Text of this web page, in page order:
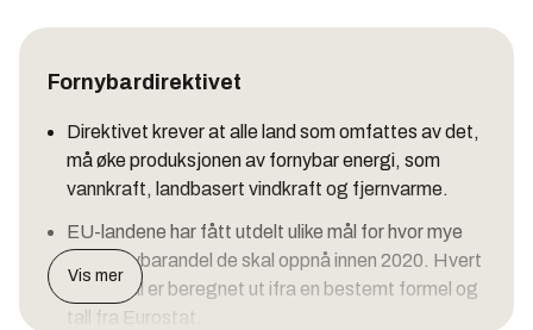
Fornybardirektivet
Direktivet krever at alle land som omfattes av det,
må øke produksjonen av fornybar energi, som
vannkraft, landbasert vindkraft og fjernvarme.
EU-landene har fått utdelt ulike mål for hvor mye
økt fornybarandel de skal oppnå innen 2020. Hvert
lands mål er beregnet ut ifra en bestemt formel og
tall fra Eurostat.
Vis mer